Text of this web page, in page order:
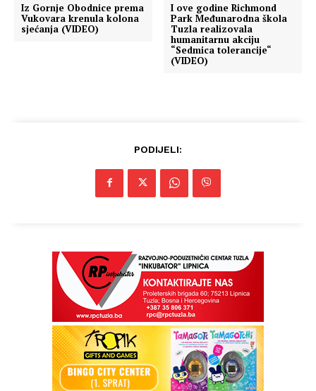
Iz Gornje Obodnice prema
Vukovara krenula kolona
sjećanja (VIDEO)
I ove godine Richmond
Park Međunarodna škola
Tuzla realizovala
humanitarnu akciju
“Sedmica tolerancije“
(VIDEO)
PODIJELI: